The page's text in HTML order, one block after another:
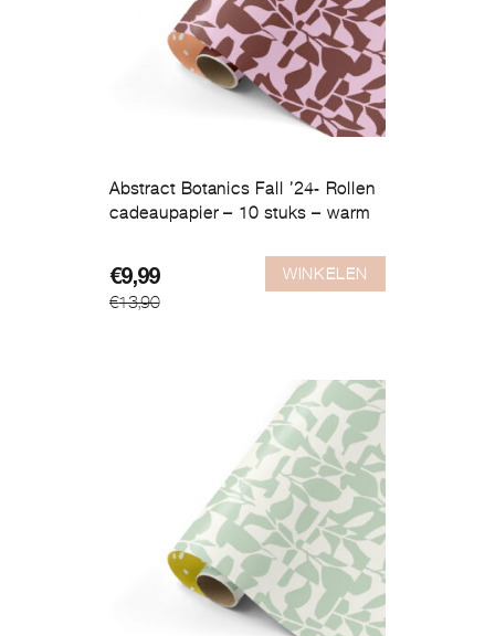
Abstract Botanics Fall ’24- Rollen
cadeaupapier – 10 stuks – warm
€13,90
Oorspronkelijke
prijs
€9,99
Huidige
prijs
WINKELEN